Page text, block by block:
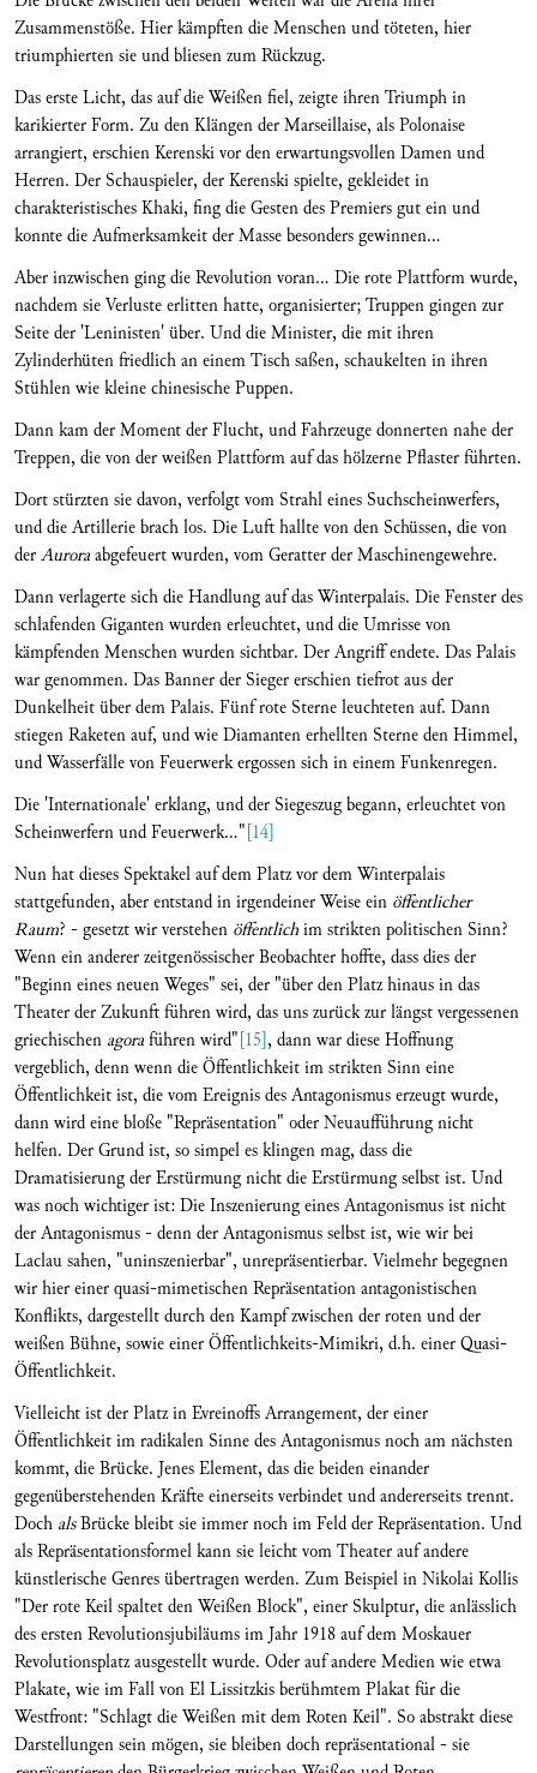
Zusammenstöße. Hier kämpften die Menschen und töteten, hier
triumphierten sie und bliesen zum Rückzug.
Das erste Licht, das auf die Weißen fiel, zeigte ihren Triumph in
karikierter Form. Zu den Klängen der Marseillaise, als Polonaise
arrangiert, erschien Kerenski vor den erwartungsvollen Damen und
Herren. Der Schauspieler, der Kerenski spielte, gekleidet in
charakteristisches Khaki, fing die Gesten des Premiers gut ein und
konnte die Aufmerksamkeit der Masse besonders gewinnen...
Aber inzwischen ging die Revolution voran... Die rote Plattform wurde,
nachdem sie Verluste erlitten hatte, organisierter; Truppen gingen zur
Seite der 'Leninisten' über. Und die Minister, die mit ihren
Zylinderhüten friedlich an einem Tisch saßen, schaukelten in ihren
Stühlen wie kleine chinesische Puppen.
Dann kam der Moment der Flucht, und Fahrzeuge donnerten nahe der
Treppen, die von der weißen Plattform auf das hölzerne Pflaster führten.
Dort stürzten sie davon, verfolgt vom Strahl eines Suchscheinwerfers,
und die Artillerie brach los. Die Luft hallte von den Schüssen, die von
derAuroraabgefeuert wurden, vom Geratter der Maschinengewehre.
Dann verlagerte sich die Handlung auf das Winterpalais. Die Fenster des
schlafenden Giganten wurden erleuchtet, und die Umrisse von
kämpfenden Menschen wurden sichtbar. Der Angriff endete. Das Palais
war genommen. Das Banner der Sieger erschien tiefrot aus der
Dunkelheit über dem Palais. Fünf rote Sterne leuchteten auf. Dann
stiegen Raketen auf, und wie Diamanten erhellten Sterne den Himmel,
und Wasserfälle von Feuerwerk ergossen sich in einem Funkenregen.
Die 'Internationale' erklang, und der Siegeszug begann, erleuchtet von
Scheinwerfern und Feuerwerk..."[14]
Nun hat dieses Spektakel auf dem Platz vor dem Winterpalais
stattgefunden, aber entstand in irgendeiner Weise ein öffentlicher
Raum? - gesetzt wir verstehen öffentlichim strikten politischen Sinn?
Wenn ein anderer zeitgenössischer Beobachter hoffte, dass dies der
"Beginn eines neuen Weges" sei, der "über den Platz hinaus in das
Theater der Zukunft führen wird, das uns zurück zur längst vergessenen
griechischen agoraführen wird"[15], dann war diese Hoffnung
vergeblich, denn wenn die Öffentlichkeit im strikten Sinn eine
Öffentlichkeit ist, die vom Ereignis des Antagonismus erzeugt wurde,
dann wird eine bloße "Repräsentation" oder Neuaufführung nicht
helfen. Der Grund ist, so simpel es klingen mag, dass die
Dramatisierung der Erstürmung nicht die Erstürmung selbst ist. Und
was noch wichtiger ist: Die Inszenierung eines Antagonismus ist nicht
der Antagonismus - denn der Antagonismus selbst ist, wie wir bei
Laclau sahen, "uninszenierbar", unrepräsentierbar. Vielmehr begegnen
wir hier einer quasi-mimetischen Repräsentation antagonistischen
Konflikts, dargestellt durch den Kampf zwischen der roten und der
weißen Bühne, sowie einer Öffentlichkeits-Mimikri, d.h. einer Quasi-
Öffentlichkeit.
Vielleicht ist der Platz in Evreinoffs Arrangement, der einer
Öffentlichkeit im radikalen Sinne des Antagonismus noch am nächsten
kommt, die Brücke. Jenes Element, das die beiden einander
gegenüberstehenden Kräfte einerseits verbindet und andererseits trennt.
Doch alsBrücke bleibt sie immer noch im Feld der Repräsentation. Und
als Repräsentationsformel kann sie leicht vom Theater auf andere
künstlerische Genres übertragen werden. Zum Beispiel in Nikolai Kollis
"Der rote Keil spaltet den Weißen Block", einer Skulptur, die anlässlich
des ersten Revolutionsjubiläums im Jahr 1918 auf dem Moskauer
Revolutionsplatz ausgestellt wurde. Oder auf andere Medien wie etwa
Plakate, wie im Fall von El Lissitzkis berühmtem Plakat für die
Westfront: "Schlagt die Weißen mit dem Roten Keil". So abstrakt diese
Darstellungen sein mögen, sie bleiben doch repräsentational - sie